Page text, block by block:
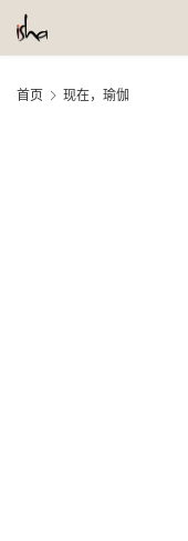
首页 现在，瑜伽